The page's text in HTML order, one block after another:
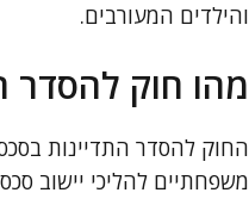
והילדים המעורבים.
מהו חוק להסדר
משפחתיים להליכי יישוב